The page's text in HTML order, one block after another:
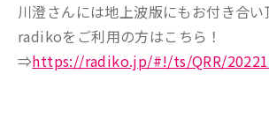
川澄さんには地上波版にもお付き合い
radikoをご利用の方はこちら！
⇒https://radiko.jp/#!/ts/QRR/